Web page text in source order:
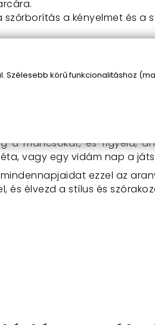
szőrborítás a kényelmet és
ruhadarabokkal, így
27 cm, ami tökéletes
Helyezd a fejedre,
a mancsokat, és figyeld,
vagy egy vidám nap a
ezzel az
élvezd a stílus és
körű funkcionalitáshoz